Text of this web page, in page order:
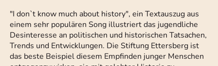
"I don`t know much about history", ein Textauszug aus
einem sehr populären Song illustriert das jugendliche
Desinteresse an politischen und historischen Tatsachen,
Trends und Entwicklungen. Die Stiftung Ettersberg ist
das beste Beispiel diesem Empfinden junger Menschen